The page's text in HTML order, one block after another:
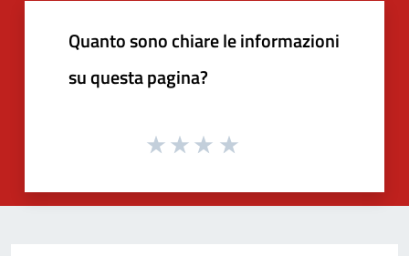
Quanto sono chiare le informazioni
su questa pagina?